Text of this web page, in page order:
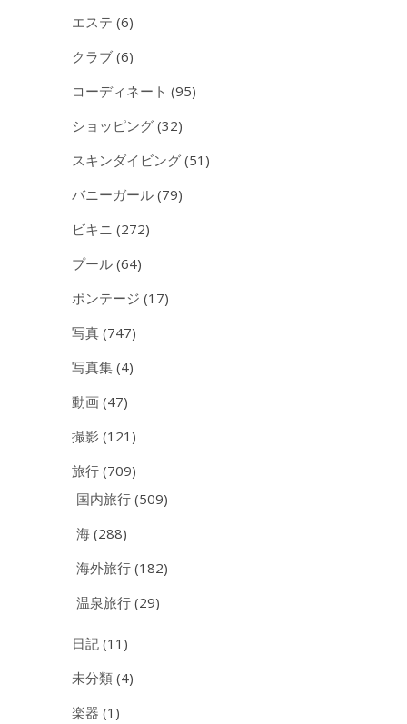
エステ (6)
クラブ (6)
コーディネート (95)
ショッピング (32)
スキンダイビング (51)
バニーガール (79)
ビキニ (272)
プール (64)
ボンテージ (17)
写真 (747)
写真集 (4)
動画 (47)
撮影 (121)
旅行 (709)
国内旅行 (509)
海 (288)
海外旅行 (182)
温泉旅行 (29)
日記 (11)
未分類 (4)
楽器 (1)